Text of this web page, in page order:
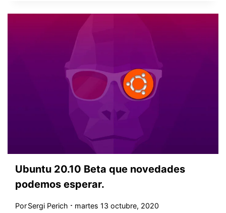
Ubuntu 20.10 Beta que novedades
podemos esperar.
PorSergi Perich martes 13 octubre, 2020